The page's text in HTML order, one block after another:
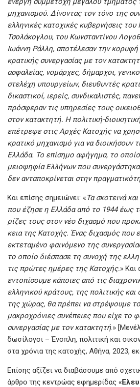
μηχανισμού. Δίνοντας τον τόνο της
ελληνικές κατοχικές κυβερνήσεις του
Τσολάκογλου, του Κωνσταντίνου
Ιωάννη Ράλλη, αποτέλεσαν την
κρατικής συνεργασίας με τον
ασφαλείας, νομάρχες, δήμαρχοι,
στελέχη υπουργείων, διευθυντές
δικαστικοί, ιερείς, συνδικαλιστές,
πρόσφεραν τις υπηρεσίες τους
στον κατακτητή. Η πολιτική-
επέτρεψε στις Αρχές Κατοχής να
κρατικό μηχανισμό για να διοικήσουν
Ελλάδα. Το επίσημο αφήγημα, το οποίο
μειοψηφία Ελλήνων που
δεν ανταποκρίνεται στην
Και επίσης σημειώνει: « Τα σκοτεινά
που έζησε η Ελλάδα από το 1944 έως
ρίζες τους στον νέο διχασμό που
κεια της Κατοχής. Ένας διχασμός που
εκτεταμένο φαι­νόμενο της
το οποίο διέσπασε τη συνοχή της
τις πρώτες ημέρες της Κατοχής.» Και
εντοπίσουμε κάποιες από τις
ελληνικού κράτους, της πολιτικής
της χώρας, θα πρέπει να στρέψουμε
μακρο­χρόνιες συνέπειες που είχε το
συνεργασίας με τον κατακτητή.»
δωσίλογοι – Ένοπλη, πολιτική και
στα χρόνια της κατοχής, Αθήνα, 2023,
Επίσης αξίζει να διαβάσουμε από
άρθρο της κεντρώας εφημερίδας «